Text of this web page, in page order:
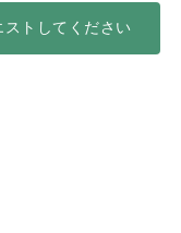
トしてください